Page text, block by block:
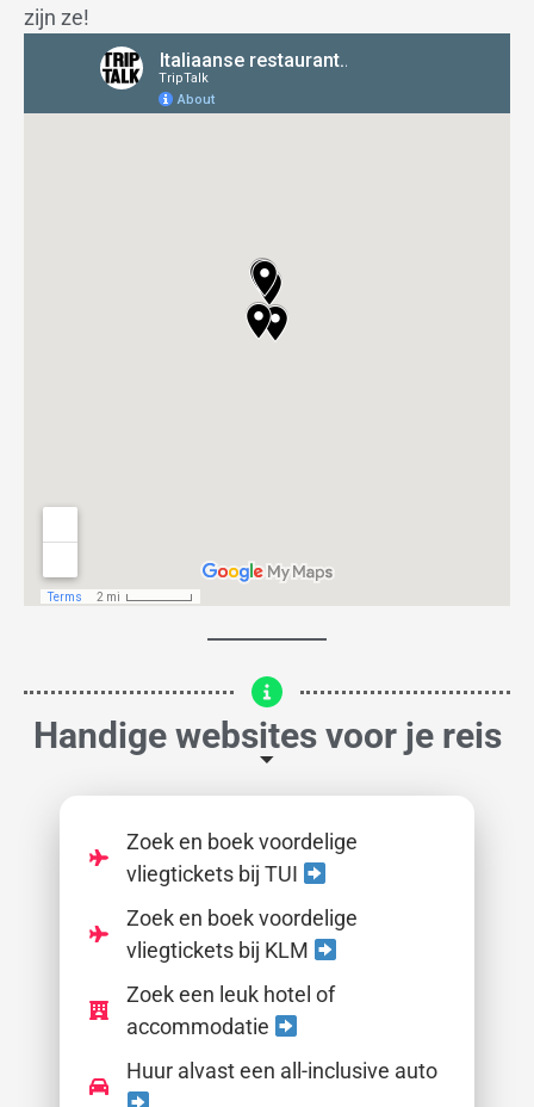
zijn ze!
Handige websites voor je reis
Zoek en boek voordelige
vliegtickets bij TUI
Zoek en boek voordelige
vliegtickets bij KLM
Zoek een leuk hotel of
accommodatie
Huur alvast een all-inclusive auto